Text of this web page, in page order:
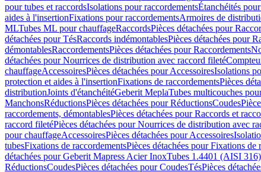
pour tubes et raccordsIsolations pour raccordementsÉtanchéités
aides à l'insertionFixations pour raccordementsArmoires de
MLTubes ML pour chauffageRaccordsPièces détachées pour
détachées pour TésRaccords indémontablesPièces détachées pour
démontablesRaccordementsPièces détachées pour Raccordements
détachées pour Nourrices de distribution avec raccord fileté
chauffageAccessoiresPièces détachées pour AccessoiresIsolations
protection et aides à l'insertionFixations de raccordementsPièces
distributionJoints d'étanchéitéGeberit MeplaTubes multicouches
ManchonsRéductionsPièces détachées pour RéductionsCoudes
raccordements, démontablesPièces détachées pour Raccords et
raccord filetéPièces détachées pour Nourrices de distribution avec
pour chauffageAccessoiresPièces détachées pour Accessoires
tubesFixations de raccordementsPièces détachées pour Fixations de
détachées pour Geberit Mapress Acier InoxTubes 1.4401 (AISI 316)
RéductionsCoudesPièces détachées pour CoudesTésPièces